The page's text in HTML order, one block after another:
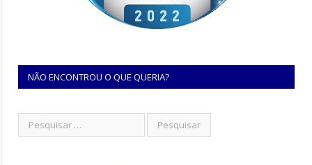
NÃO ENCONTROU O QUE QUERIA?